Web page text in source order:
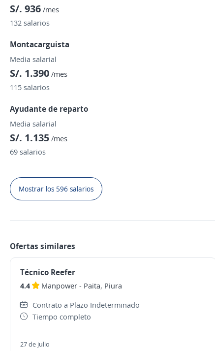
S/. 936 /mes
132 salarios
Montacarguista
Media salarial
S/. 1.390 /mes
115 salarios
Ayudante de reparto
Media salarial
S/. 1.135 /mes
69 salarios
Mostrar los 596 salarios
Ofertas similares
Técnico Reefer
4.4 Manpower - Paita, Piura
Contrato a Plazo Indeterminado
Tiempo completo
27 de julio